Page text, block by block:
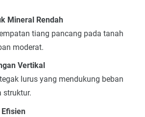
Mineral Rendah
tiang pancang pada tanah
moderat.
Vertikal
lurus yang mendukung beban
struktur.